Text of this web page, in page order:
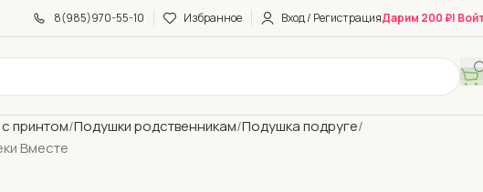
8(985)970-55-10 Избранное Вход / РегистрацияДарим 200 ₽!
принтом Подушки родственникам Подушка подруге
Вместе